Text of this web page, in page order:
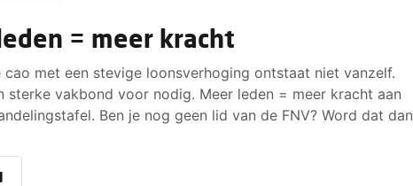
= meer kracht
cao met een stevige loonsverhoging ontstaat niet vanzelf.
sterke vakbond voor nodig. Meer leden = meer kracht aan
Ben je nog geen lid van de FNV? Word dat dan